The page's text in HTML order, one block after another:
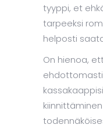
tyyppi, et
tarpeeksi
helposti
On hienoa,